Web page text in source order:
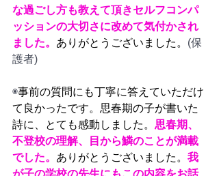
な過ごし方も教えて頂きセルフコンパ
ッションの大切さに改めて気付かされ
ました。 ありがとうございました。 (保
護者)
◉事前の質問にも丁寧に答えていただけ
て良かったです。思春期の子が書いた
詩に、とても感動しました。 思春期、
不登校の理解、目から鱗のことが満載
でした。 ありがとうございました。 我
が子の学校の先生にもこの内容をお話